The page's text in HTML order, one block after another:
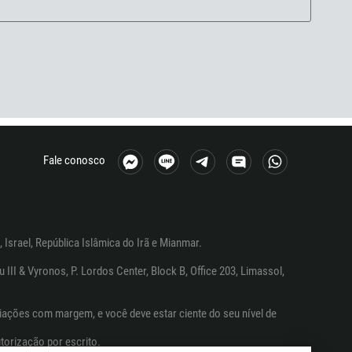
Fale conosco
República Islâmica do Irã e Mianmar.
& Vyronos, P. Lordos Center, Block B, Office 203, Limassol,
com margem, e você deve estar ciente do seu nível de
por escrito.